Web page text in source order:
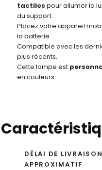
tactiles pour allumer la
du support.
Placez votre appareil
la batterie.
Compatible avec les
plus récents.
Cette lampe est
en couleurs.
DÉLAI DE LIVRAISON
APPROXIMATIF